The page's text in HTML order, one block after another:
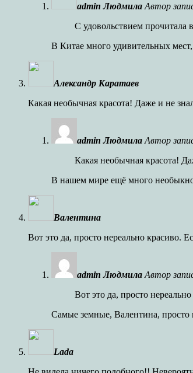
admin Людмила Автор
С удовольствием прочитала
В Китае много удивительных
Александр Каратаев
Какая необычная красота! Даже и не
admin Людмила Автор
Какая необычная красота!
В нашем мире ещё много
Валентина
Вот это да, просто нереально красиво.
admin Людмила Автор
Вот это да, просто
Самые земные, Валентина,
Lada